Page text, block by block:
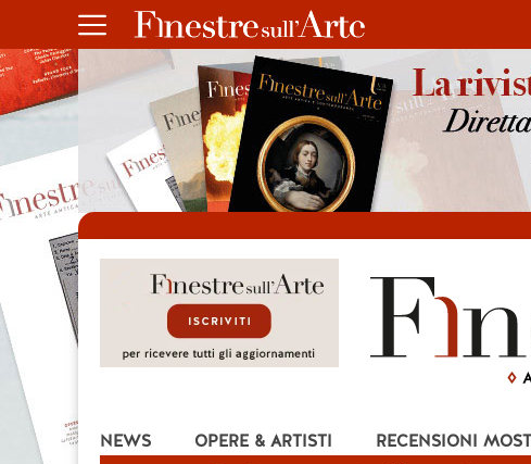
NEWS OPERE & ARTISTI RECENSIONI